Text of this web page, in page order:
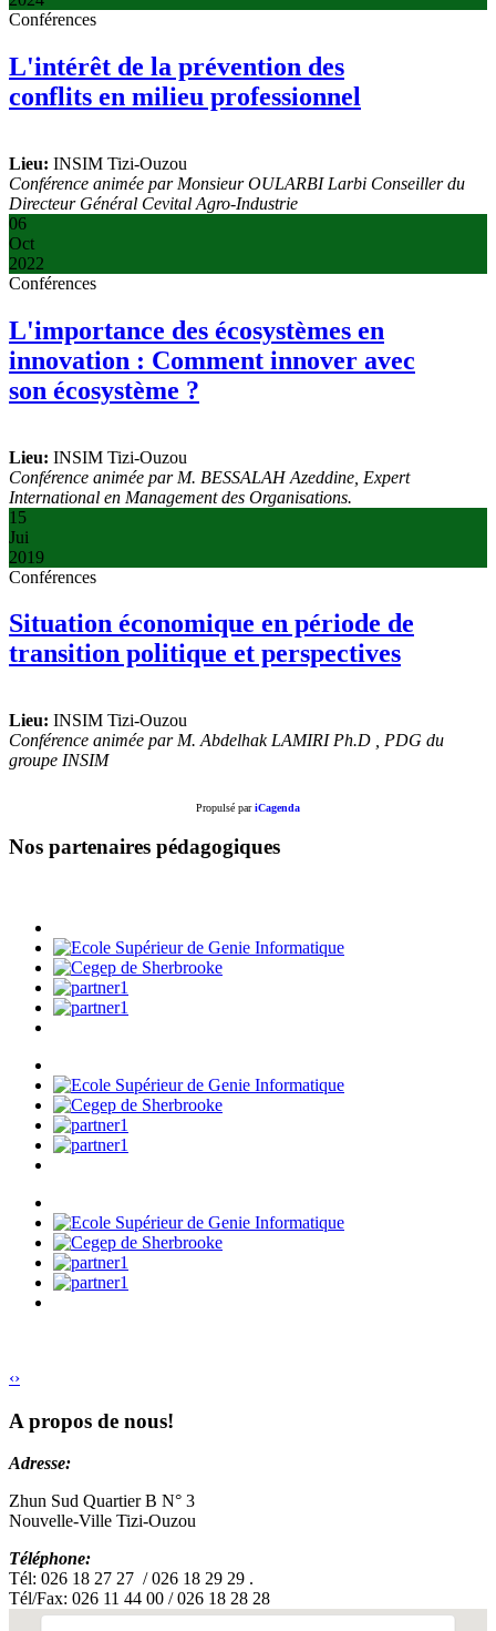
Conférences
L'intérêt de la prévention des
conflits en milieu professionnel
Lieu: INSIM Tizi-Ouzou
Conférence animée par Monsieur OULARBI Larbi Conseiller du
Directeur Général Cevital Agro-Industrie
06
Oct
2022
Conférences
L'importance des écosystèmes en
innovation : Comment innover avec
son écosystème ?
Lieu: INSIM Tizi-Ouzou
Conférence animée par M. BESSALAH Azeddine, Expert
International en Management des Organisations.
15
Jui
2019
Conférences
Situation économique en période de
transition politique et perspectives
Lieu: INSIM Tizi-Ouzou
Conférence animée par M. Abdelhak LAMIRI Ph.D , PDG du
groupe INSIM
Propulsé pariCagenda
Nos partenaires pédagogiques
‹›
A propos de nous!
Adresse:
Zhun Sud Quartier B N° 3
Nouvelle-Ville Tizi-Ouzou
Téléphone:
Tél: 026 18 27 27 / 026 18 29 29 .
Tél/Fax: 026 11 44 00 / 026 18 28 28